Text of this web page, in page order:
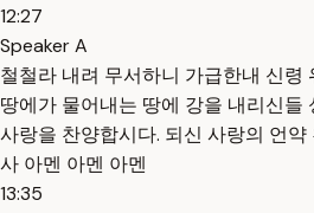
12:27
Speaker A
철철라 내려 무서하니 가급한내 신령
땅에가 물어내는 땅에 강을 내리신들
사랑을 찬양합시다. 되신 사랑의 언
사 아멘 아멘 아멘
13:35